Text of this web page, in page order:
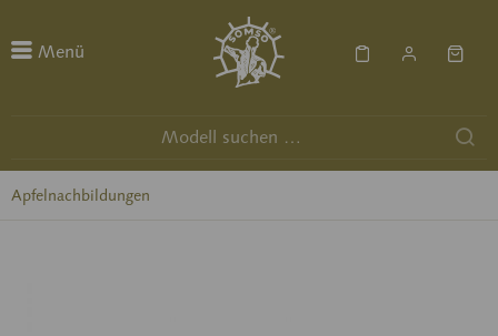
Menü
Apfelnachbildungen